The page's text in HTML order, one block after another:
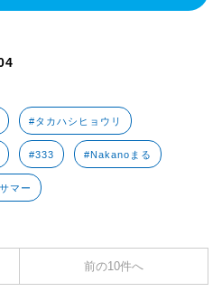
#タカハシヒョウリ
#333 #Nakanoまる
マー
前の10件へ